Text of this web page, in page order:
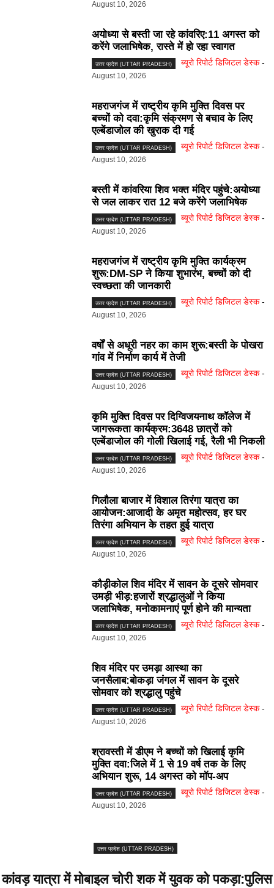
August 10, 2026
अयोध्या से बस्ती जा रहे कांवरिए:11 अगस्त को
करेंगे जलाभिषेक, रास्ते में हो रहा स्वागत
उत्तर प्रदेश (UTTAR PRADESH) ब्यूरो रिपोर्ट डिजिटल डेस्क -
August 10, 2026
महराजगंज में राष्ट्रीय कृमि मुक्ति दिवस पर
बच्चों को दवा:कृमि संक्रमण से बचाव के लिए
एल्बेंडाजोल की खुराक दी गई
उत्तर प्रदेश (UTTAR PRADESH) ब्यूरो रिपोर्ट डिजिटल डेस्क -
August 10, 2026
बस्ती में कांवरिया शिव भक्त मंदिर पहुंचे:अयोध्या
से जल लाकर रात 12 बजे करेंगे जलाभिषेक
उत्तर प्रदेश (UTTAR PRADESH) ब्यूरो रिपोर्ट डिजिटल डेस्क -
August 10, 2026
महराजगंज में राष्ट्रीय कृमि मुक्ति कार्यक्रम
शुरू:DM-SP ने किया शुभारंभ, बच्चों को दी
स्वच्छता की जानकारी
उत्तर प्रदेश (UTTAR PRADESH) ब्यूरो रिपोर्ट डिजिटल डेस्क -
August 10, 2026
वर्षों से अधूरी नहर का काम शुरू:बस्ती के पोखरा
गांव में निर्माण कार्य में तेजी
उत्तर प्रदेश (UTTAR PRADESH) ब्यूरो रिपोर्ट डिजिटल डेस्क -
August 10, 2026
कृमि मुक्ति दिवस पर दिग्विजयनाथ कॉलेज में
जागरूकता कार्यक्रम:3648 छात्रों को
एल्बेंडाजोल की गोली खिलाई गई, रैली भी निकली
उत्तर प्रदेश (UTTAR PRADESH) ब्यूरो रिपोर्ट डिजिटल डेस्क -
August 10, 2026
गिलौला बाजार में विशाल तिरंगा यात्रा का
आयोजन:आजादी के अमृत महोत्सव, हर घर
तिरंगा अभियान के तहत हुई यात्रा
उत्तर प्रदेश (UTTAR PRADESH) ब्यूरो रिपोर्ट डिजिटल डेस्क -
August 10, 2026
कौड़ीकोल शिव मंदिर में सावन के दूसरे सोमवार
उमड़ी भीड़:हजारों श्रद्धालुओं ने किया
जलाभिषेक, मनोकामनाएं पूर्ण होने की मान्यता
उत्तर प्रदेश (UTTAR PRADESH) ब्यूरो रिपोर्ट डिजिटल डेस्क -
August 10, 2026
शिव मंदिर पर उमड़ा आस्था का
जनसैलाब:बोकड़ा जंगल में सावन के दूसरे
सोमवार को श्रद्धालु पहुंचे
उत्तर प्रदेश (UTTAR PRADESH) ब्यूरो रिपोर्ट डिजिटल डेस्क -
August 10, 2026
श्रावस्ती में डीएम ने बच्चों को खिलाई कृमि
मुक्ति दवा:जिले में 1 से 19 वर्ष तक के लिए
अभियान शुरू, 14 अगस्त को मॉप-अप
उत्तर प्रदेश (UTTAR PRADESH) ब्यूरो रिपोर्ट डिजिटल डेस्क -
August 10, 2026
उत्तर प्रदेश (UTTAR PRADESH)
कांवड़ यात्रा में मोबाइल चोरी शक में युवक को पकड़ा:पुलिस